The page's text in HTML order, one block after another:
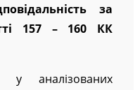
за
157 – 160 КК
аналізованих